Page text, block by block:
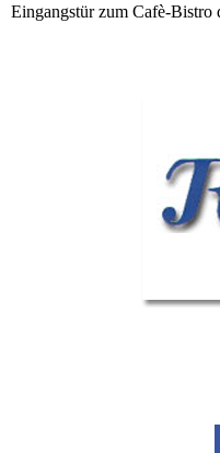
Eingangstür zum Cafè-Bistro